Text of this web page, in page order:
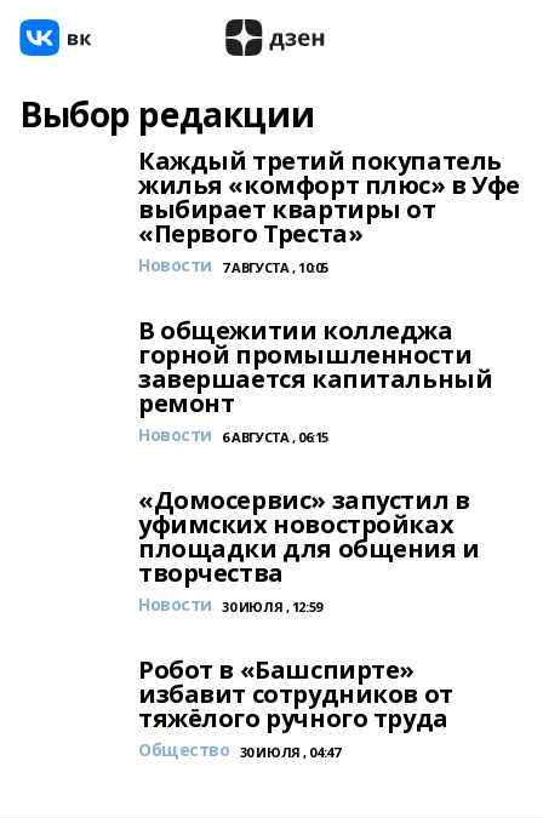
Выбор редакции
Каждый третий покупатель
жилья «комфорт плюс» в Уфе
выбирает квартиры от
«Первого Треста»
Новости 7 АВГУСТА , 10:05
В общежитии колледжа
горной промышленности
завершается капитальный
ремонт
Новости 6 АВГУСТА , 06:15
«Домосервис» запустил в
уфимских новостройках
площадки для общения и
творчества
Новости 30 ИЮЛЯ , 12:59
Робот в «Башспирте»
избавит сотрудников от
тяжёлого ручного труда
Общество 30 ИЮЛЯ , 04:47